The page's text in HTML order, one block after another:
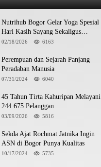
Nutrihub Bogor Gelar Yoga Spesial
Hari Kasih Sayang Sekaligus
Luncurkan Tropicana Slim Beras
02/18/2026 6163
Perempuan dan Sejarah Panjang
Peradaban Manusia
07/31/2024 6040
45 Tahun Tirta Kahuripan Melayani
244.675 Pelanggan
03/09/2026 5816
Sekda Ajat Rochmat Jatnika Ingin
ASN di Bogor Punya Kualitas
10/17/2024 5735